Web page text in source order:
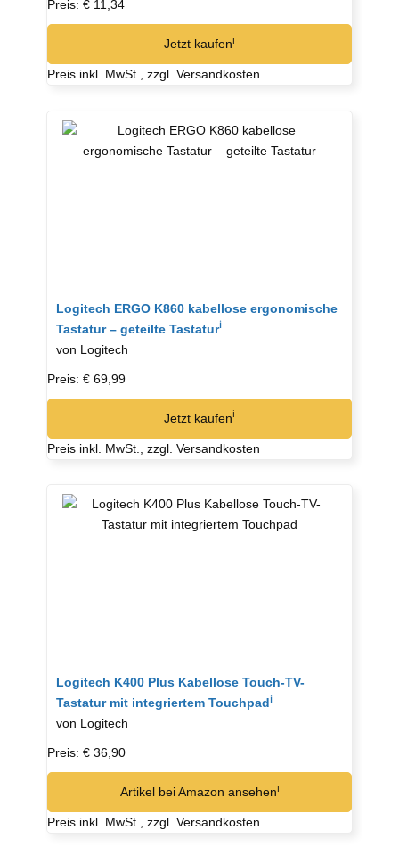
Preis: € 11,34
Jetzt kaufenℹ︎
Preis inkl. MwSt., zzgl. Versandkosten
Logitech ERGO K860 kabellose ergonomische
Tastatur – geteilte Tastaturℹ︎
von Logitech
Preis: € 69,99
Jetzt kaufenℹ︎
Preis inkl. MwSt., zzgl. Versandkosten
Logitech K400 Plus Kabellose Touch-TV-
Tastatur mit integriertem Touchpad ℹ︎
von Logitech
Preis: € 36,90
Artikel bei Amazon ansehenℹ︎
Preis inkl. MwSt., zzgl. Versandkosten